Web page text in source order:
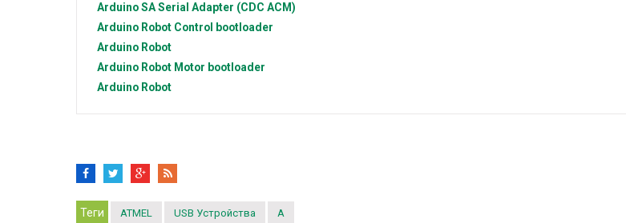
Arduino SASerial Adapter (CDC ACM)
Arduino Robot Control bootloader
Arduino Robot
Arduino Robot Motor bootloader
Arduino Robot
Теги ATMEL USB Устройства A